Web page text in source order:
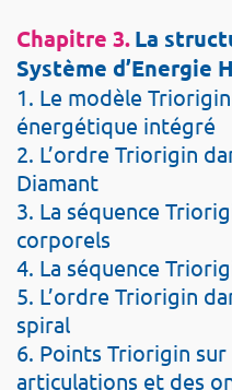
Chapitre 3.La
Système d’Energie
1. Le modèle
énergétique intégré
2. L’ordre Triorigin
Diamant
3. La séquence
corporels
4. La séquence
5. L’ordre Triorigin
spiral
6. Points Triorigin
articulations et des